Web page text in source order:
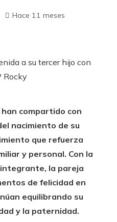
Hace 11 meses
han compartido con
nacimiento de su
que refuerza
y personal. Con la
la pareja
de felicidad en
equilibrando su
y la paternidad.